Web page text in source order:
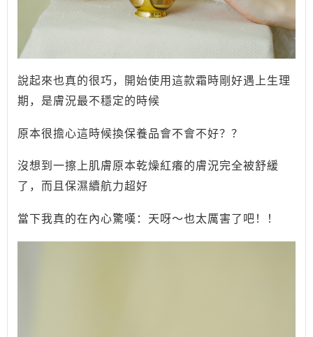
說起來也真的很巧，開始使用這款霜時剛好遇上生理
期，是膚況最不穩定的時候
原本很擔心這時候換保養品會不會不好？？
沒想到一擦上肌膚原本乾燥紅癢的膚況完全被舒緩
了，而且保濕續航力超好
當下我真的在內心驚嘆：天呀～也太厲害了吧！ ！